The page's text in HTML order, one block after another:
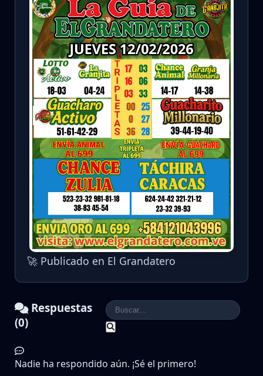
🚀 Publicado en El Grandatero
Respuestas
(0)
Nadie ha respondido aún. ¡Sé el primero!